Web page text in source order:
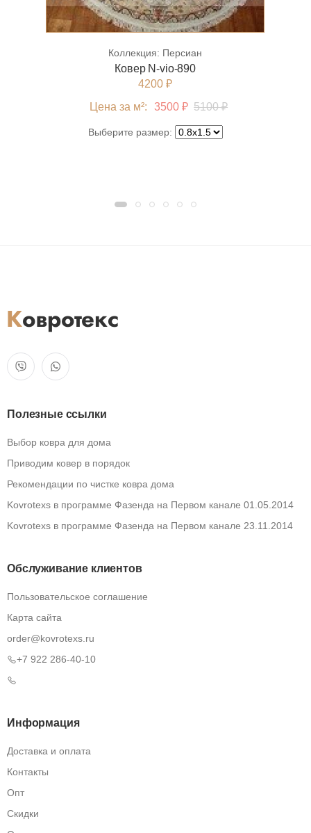
Коллекция: Персиан
Ковер N-vio-890
4200 ₽
Цена за м²:
3500 ₽ 5100 ₽
Выберите размер:
Полезные ссылки
Выбор ковра для дома
Приводим ковер в порядок
Рекомендации по чистке ковра дома
Kovrotexs в программе Фазенда на Первом канале 01.05.2014
Kovrotexs в программе Фазенда на Первом канале 23.11.2014
Обслуживание клиентов
Пользовательское соглашение
Карта сайта
order@kovrotexs.ru
+7 922 286-40-10
Информация
Доставка и оплата
Контакты
Опт
Скидки